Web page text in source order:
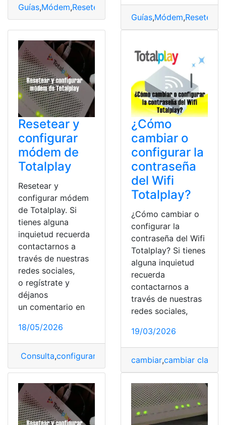
Guías,Módem,Resetear Totalplay
Guías,Módem,Reseteo
Resetear y
configurar
módem de
Totalplay
Resetear y
configurar módem
de Totalplay. Si
tienes alguna
inquietud recuerda
contactarnos a
través de nuestras
redes sociales,
o regístrate y
déjanos
un comentario en
18/05/2026
Consulta,configurar Resetear Totalplay
¿Cómo
cambiar o
configurar la
contraseña
del Wifi
Totalplay?
¿Cómo cambiar o
configurar la
contraseña del Wifi
Totalplay? Si tienes
alguna inquietud
recuerda
contactarnos a
través de nuestras
redes sociales,
19/03/2026
cambiar,cambiar clave